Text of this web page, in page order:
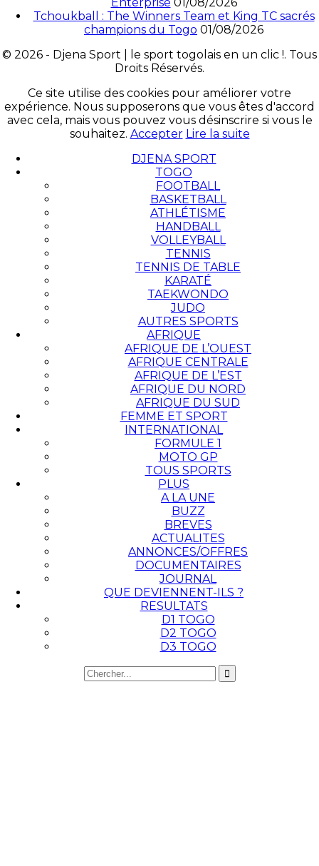
Tchoukball : The Winners Team et King TC sacrés
champions du Togo 01/08/2026
© 2026 - Djena Sport | le sport togolais en un clic !. Tous
Droits Réservés.
Ce site utilise des cookies pour améliorer votre
expérience. Nous supposerons que vous êtes d'accord
avec cela, mais vous pouvez vous désinscrire si vous le
souhaitez. Accepter Lire la suite
DJENA SPORT
TOGO
FOOTBALL
BASKETBALL
ATHLÉTISME
HANDBALL
VOLLEYBALL
TENNIS
TENNIS DE TABLE
KARATÉ
TAEKWONDO
JUDO
AUTRES SPORTS
AFRIQUE
AFRIQUE DE L’OUEST
AFRIQUE CENTRALE
AFRIQUE DE L’EST
AFRIQUE DU NORD
AFRIQUE DU SUD
FEMME ET SPORT
INTERNATIONAL
FORMULE 1
MOTO GP
TOUS SPORTS
PLUS
A LA UNE
BUZZ
BREVES
ACTUALITES
ANNONCES/OFFRES
DOCUMENTAIRES
JOURNAL
QUE DEVIENNENT-ILS ?
RESULTATS
D1 TOGO
D2 TOGO
D3 TOGO